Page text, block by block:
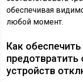
обеспечивая
любой момент.
Как
предотвратить
устройств